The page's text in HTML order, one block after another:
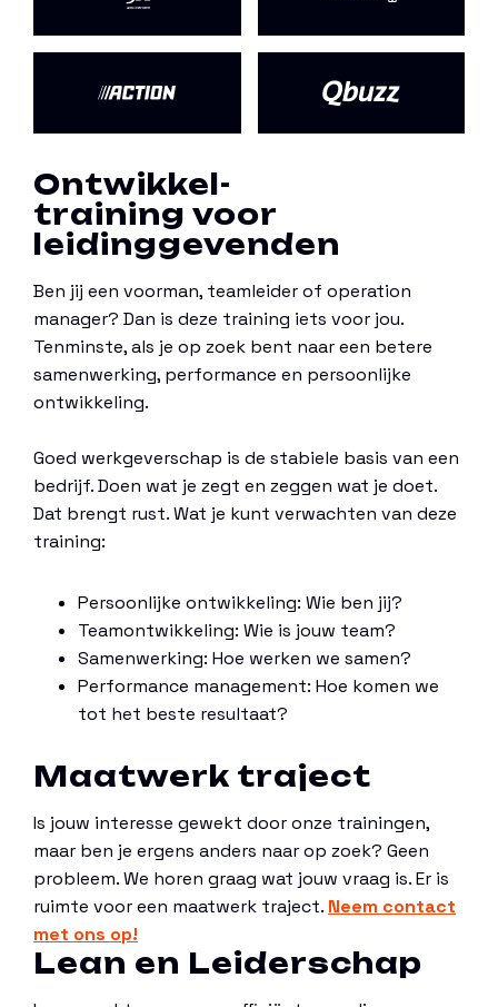
Ontwikkel-
training voor
leidinggevenden
Ben jij een voorman, teamleider of operation
manager? Dan is deze training iets voor jou.
Tenminste, als je op zoek bent naar een betere
samenwerking, performance en persoonlijke
ontwikkeling.
Goed werkgeverschap is de stabiele basis van een
bedrijf. Doen wat je zegt en zeggen wat je doet.
Dat brengt rust. Wat je kunt verwachten van deze
training:
Persoonlijke ontwikkeling: Wie ben jij?
Teamontwikkeling: Wie is jouw team?
Samenwerking: Hoe werken we samen?
Performance management: Hoe komen we
tot het beste resultaat?
Maatwerk traject
Is jouw interesse gewekt door onze trainingen,
maar ben je ergens anders naar op zoek? Geen
probleem. We horen graag wat jouw vraag is. Er is
ruimte voor een maatwerk traject. Neem contact
met ons op!
Lean en Leiderschap